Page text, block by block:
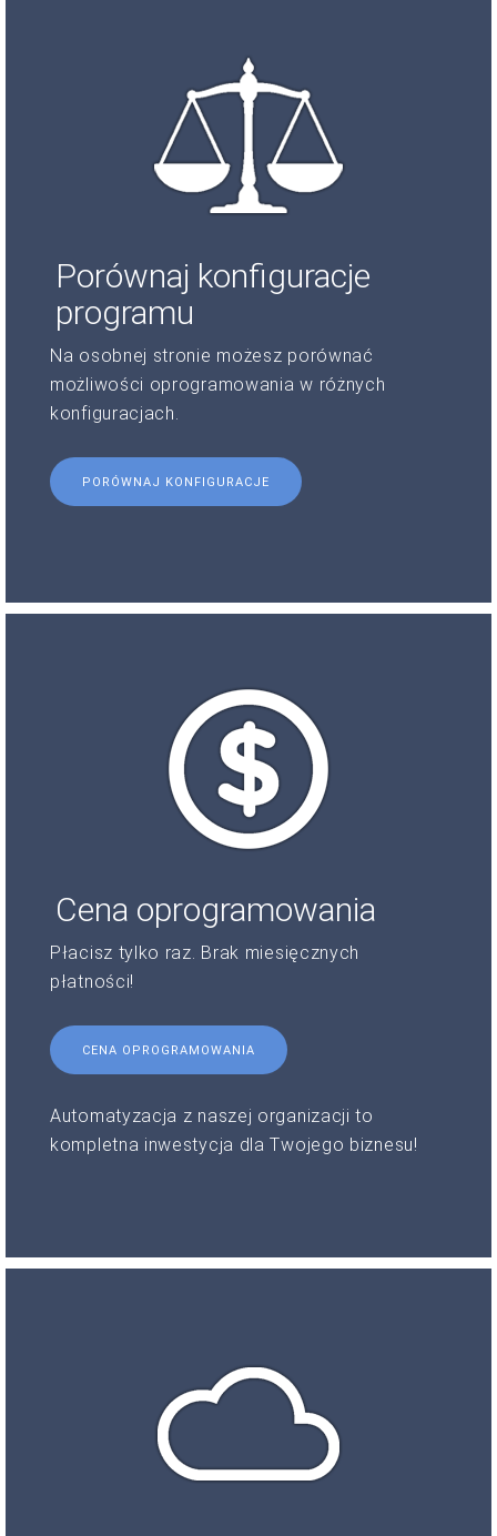
Porównaj konfiguracje
programu
Na osobnej stronie możesz porównać
możliwości oprogramowania w różnych
konfiguracjach.
PORÓWNAJ KONFIGURACJE
Cena oprogramowania
Płacisz tylko raz. Brak miesięcznych
płatności!
CENA OPROGRAMOWANIA
Automatyzacja z naszej organizacji to
kompletna inwestycja dla Twojego biznesu!